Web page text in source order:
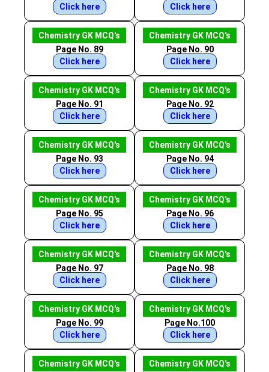
Click here
Click here
Chemistry GK MCQ's
Page No. 89
Click here
Chemistry GK MCQ's
Page No. 90
Click here
Chemistry GK MCQ's
Page No. 91
Click here
Chemistry GK MCQ's
Page No. 92
Click here
Chemistry GK MCQ's
Page No. 93
Click here
Chemistry GK MCQ's
Page No. 94
Click here
Chemistry GK MCQ's
Page No. 95
Click here
Chemistry GK MCQ's
Page No. 96
Click here
Chemistry GK MCQ's
Page No. 97
Click here
Chemistry GK MCQ's
Page No. 98
Click here
Chemistry GK MCQ's
Page No. 99
Click here
Chemistry GK MCQ's
Page No.100
Click here
Chemistry GK MCQ's
Chemistry GK MCQ's